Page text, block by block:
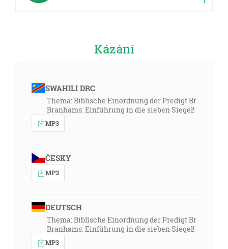
Kázání
SWAHILI DRC
Thema: Biblische Einordnung der Predigt Br
Branhams: Einführung in die sieben Siegel!
MP3
ČESKY
MP3
DEUTSCH
Thema: Biblische Einordnung der Predigt Br
Branhams: Einführung in die sieben Siegel!
MP3